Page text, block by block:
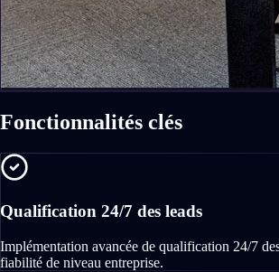
Fonctionnalités clés
Qualification 24/7 des leads
Implémentation avancée de qualification 24/7
fiabilité de niveau entreprise.